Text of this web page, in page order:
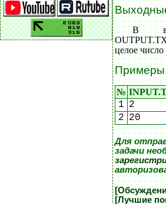
В
целое
Примеры
№
1 2
2 20
Для
задачи
[Лучшие